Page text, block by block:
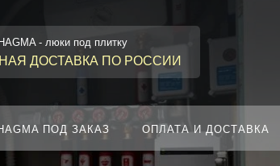
- люки под плитку
ДОСТАВКА ПО РОССИИ
ПОД ЗАКАЗ ОПЛАТА И ДОСТАВКА